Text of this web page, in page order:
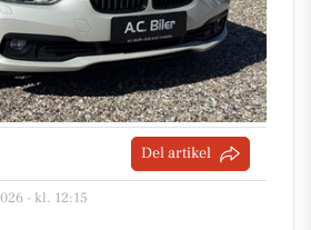
Del artikel
- kl. 12:15